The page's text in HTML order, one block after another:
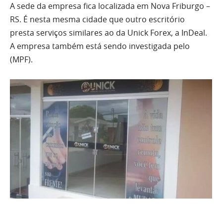
A sede da empresa fica localizada em Nova Friburgo –
RS. É nesta mesma cidade que outro escritório
presta serviços similares ao da Unick Forex, a InDeal.
A empresa também está sendo investigada pelo
(MPF).